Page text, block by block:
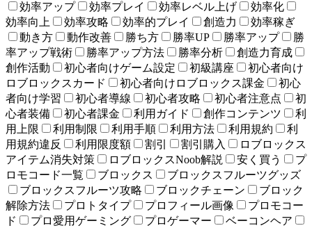
効率アップ
効率プレイ 効率レベル上げ
効率化
効率向上
効率攻略 効率的プレイ 創造力
効率稼ぎ
動き方
動作改善 勝ち方 勝率UP 勝率アップ
勝
率アップ戦術
勝率アップ方法 勝率分析
創造力育成
創作活動
初心者向けゲーム設定 初級講座
初心者向け
ロブロックスカード
初心者向けロブロックス課金
初心
者向け学習
初心者導線 初心者攻略 初心者注意点
初
心者装備
初心者課金 利用ガイド 創作コンテンツ
利
用上限
利用制限 利用手順 利用方法 利用規約
利
用規約違反
利用限度額 割引 割引購入
ロブロックス
アイテム消失対策
ロブロックスNoob解説 安く買う
プ
ロモコード一覧
ブロックス
ブロックスフルーツグッズ
ブロックスフルーツ攻略
ブロックチェーン
ブロック
解除方法
プロトタイプ プロフィール画像
プロモコー
ド
プロ愛用ゲーミング プロゲーマー
ベーコンヘア